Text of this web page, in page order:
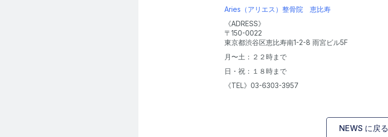
Aries（アリエス）整骨院 恵比寿
《ADRESS》
〒150-0022
東京都渋谷区恵比寿南1-2-8 雨宮ビル5F
月〜土：２２時まで
日・祝：１８時まで
《TEL》03-6303-3957
NEWS に戻る